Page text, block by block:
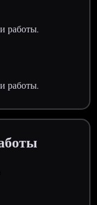
работы.
работы.